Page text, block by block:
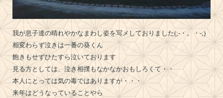
我が息子達の晴れやかなまわし姿を写メしておりました(;-・。・-;)
相変わらず泣きは一番の葵くん
飽きもせずひたすら泣いております
見る方としては、泣き相撲もなかなかおもしろくて・・
本人にとっては気の毒ではありますが・・・
来年はどうなっていることやら